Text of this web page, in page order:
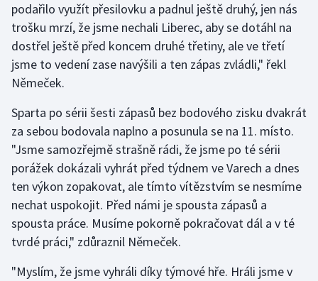
Parasport
Plavání
Plážový volejbal
Ragby
Rychlobruslení
Rychlostní kanoistika
Short track
podařilo využít přesilovku a padnul ještě druhý, jen nás
trošku mrzí, že jsme nechali Liberec, aby se dotáhl na
dostřel ještě před koncem druhé třetiny, ale ve třetí
jsme to vedení zase navýšili a ten zápas zvládli," řekl
Němeček.
Sparta po sérii šesti zápasů bez bodového zisku dvakrát
za sebou bodovala naplno a posunula se na 11. místo.
"Jsme samozřejmě strašně rádi, že jsme po té sérii
porážek dokázali vyhrát před týdnem ve Varech a dnes
ten výkon zopakovat, ale tímto vítězstvím se nesmíme
nechat uspokojit. Před námi je spousta zápasů a
spousta práce. Musíme pokorně pokračovat dál a v té
tvrdé práci," zdůraznil Němeček.
"Myslím, že jsme vyhráli díky týmové hře. Hráli jsme v